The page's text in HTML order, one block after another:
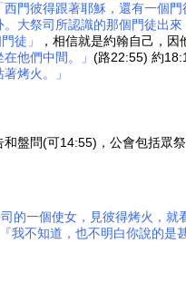
「西門彼得跟著耶穌，還有一個
大祭司所認識的那個門徒出
徒」 ，相信就是約翰自己，因
在他們中間。」(路22:55) 約
烤火。」
和盤問(可14:55)，公會包括眾
的一個使女，見彼得烤火，
不知道，也不明白你說的是